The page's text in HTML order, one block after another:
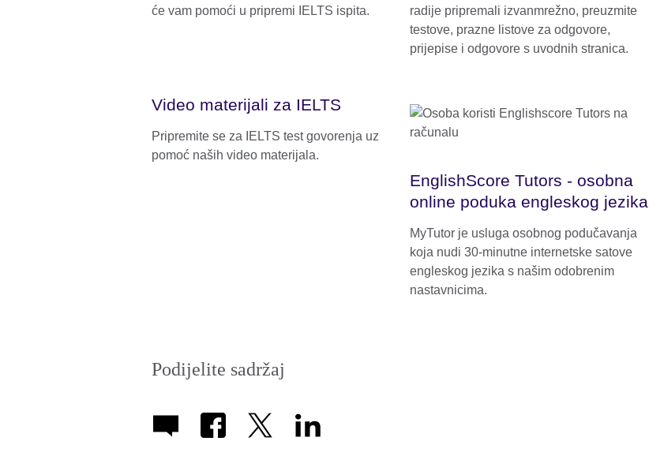
će vam pomoći u pripremi IELTS ispita.
radije pripremali izvanmrežno, preuzmite
testove, prazne listove za odgovore,
prijepise i odgovore s uvodnih stranica.
Video materijali za IELTS
Pripremite se za IELTS test govorenja uz
pomoć naših video materijala.
EnglishScore Tutors - osobna
online poduka engleskog jezika
MyTutor je usluga osobnog podučavanja
koja nudi 30-minutne internetske satove
engleskog jezika s našim odobrenim
nastavnicima.
Podijelite sadržaj